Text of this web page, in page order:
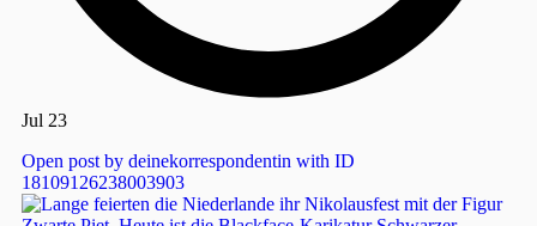
Jul 23
Open post by deinekorrespondentin with ID
18109126238003903